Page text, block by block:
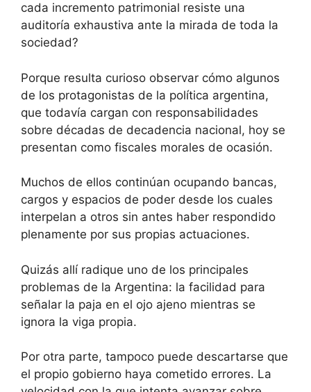
cada incremento patrimonial resiste una
auditoría exhaustiva ante la mirada de toda la
sociedad?
Porque resulta curioso observar cómo algunos
de los protagonistas de la política argentina,
que todavía cargan con responsabilidades
sobre décadas de decadencia nacional, hoy se
presentan como fiscales morales de ocasión.
Muchos de ellos continúan ocupando bancas,
cargos y espacios de poder desde los cuales
interpelan a otros sin antes haber respondido
plenamente por sus propias actuaciones.
Quizás allí radique uno de los principales
problemas de la Argentina: la facilidad para
señalar la paja en el ojo ajeno mientras se
ignora la viga propia.
Por otra parte, tampoco puede descartarse que
el propio gobierno haya cometido errores. La